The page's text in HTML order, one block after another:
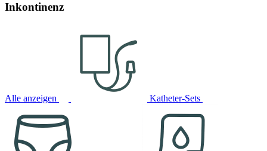
Inkontinenz
Alle anzeigen Katheter-Sets